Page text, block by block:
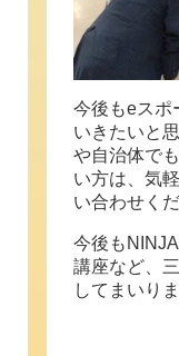
今後もeスポ
いきたいと
や自治体で
い方は、気
い合わせくだ
今後も
講座など、
してまいりま